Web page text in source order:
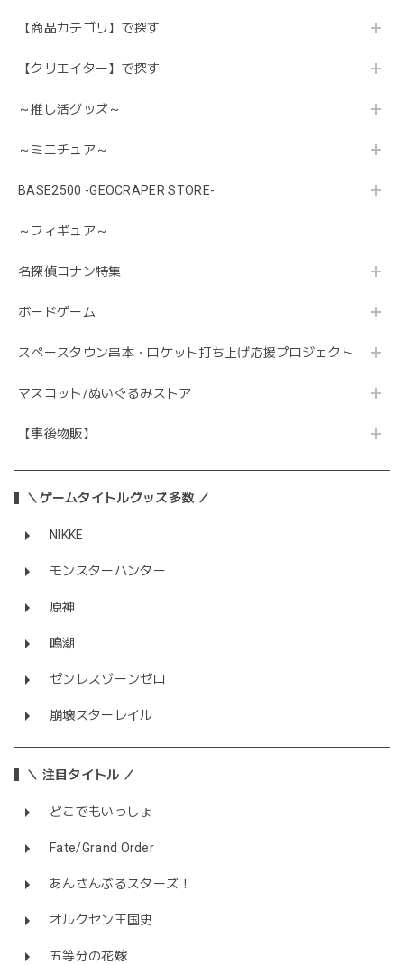
【商品カテゴリ】で探す
【クリエイター】で探す
～推し活グッズ～
～ミニチュア～
BASE2500 -GEOCRAPER STORE-
～フィギュア～
名探偵コナン特集
ボードゲーム
スペースタウン串本・ロケット打ち上げ応援プロジェクト
マスコット/ぬいぐるみストア
【事後物販】
＼ゲームタイトルグッズ多数 ／
NIKKE
モンスターハンター
原神
鳴潮
ゼンレスゾーンゼロ
崩壊スターレイル
＼ 注目タイトル ／
どこでもいっしょ
Fate/Grand Order
あんさんぶるスターズ！
オルクセン王国史
五等分の花嫁